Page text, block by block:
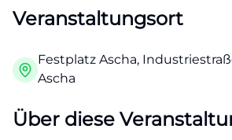
Veranstaltungsort
Festplatz Ascha,
Ascha
Über diese